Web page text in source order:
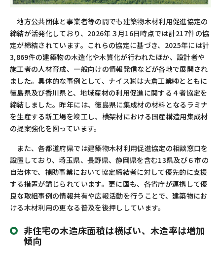
地方公共団体と事業者等の間でも建築物木材利用促進協定の
締結が活発化しており、 2026年３月16日時点では計217件の協
定が締結されています。これらの協定に基づき、 2025年には計
3,869件の建築物の木造化や木質化が行われたほか、設計者や
施工者の人材育成、一般向けの情報発信などが各地で展開され
ました。具体的な事例として、ナイス㈱は大倉工業㈱とともに
徳島県及び香川県と、地域産材の利用促進に関する４者協定を
締結しました。昨年には、徳島県に集成材の材料となるラミナ
を生産する新工場を竣工し、横架材における国産構造用集成材
の提案強化を図っています。
また、各都道府県では建築物木材利用促進協定の相談窓口を
設置しており、埼玉県、長野県、静岡県を含む13県及び６市の
自治体で、補助事業において協定締結者に対して優先的に支援
する措置が講じられています。更に国も、各省庁が連携して優
良な取組事例の情報共有や広報活動を行うことで、建築物にお
ける木材利用の更なる普及を後押ししています。
非住宅の木造床面積は横ばい、木造率は増加
傾向